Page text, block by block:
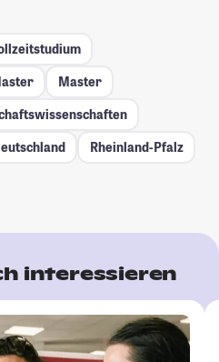
Master
Rheinland-Pfalz
interessieren